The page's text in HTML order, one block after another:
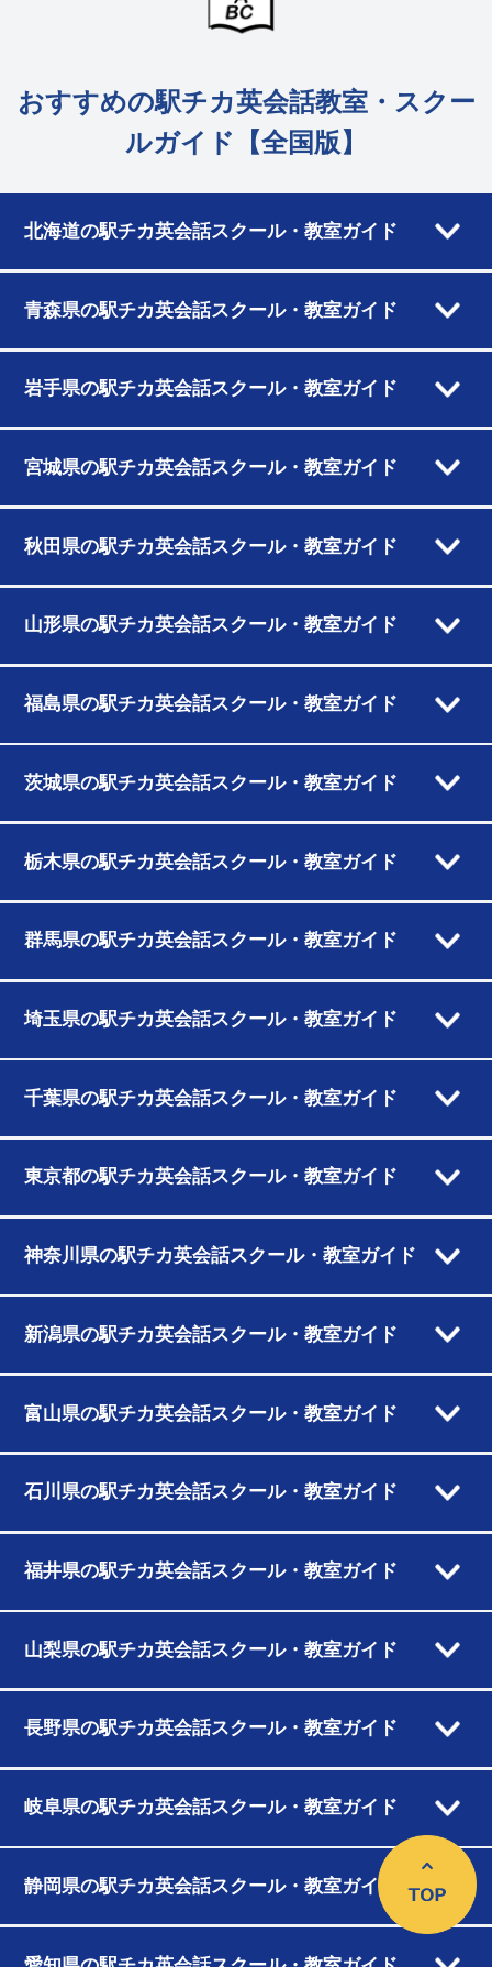
おすすめの駅チカ英会話教室・スクー
ルガイド【全国版】
北海道の駅チカ英会話スクール・教室ガイド
青森県の駅チカ英会話スクール・教室ガイド
岩手県の駅チカ英会話スクール・教室ガイド
宮城県の駅チカ英会話スクール・教室ガイド
秋田県の駅チカ英会話スクール・教室ガイド
山形県の駅チカ英会話スクール・教室ガイド
福島県の駅チカ英会話スクール・教室ガイド
茨城県の駅チカ英会話スクール・教室ガイド
栃木県の駅チカ英会話スクール・教室ガイド
群馬県の駅チカ英会話スクール・教室ガイド
埼玉県の駅チカ英会話スクール・教室ガイド
千葉県の駅チカ英会話スクール・教室ガイド
東京都の駅チカ英会話スクール・教室ガイド
神奈川県の駅チカ英会話スクール・教室ガイド
新潟県の駅チカ英会話スクール・教室ガイド
富山県の駅チカ英会話スクール・教室ガイド
石川県の駅チカ英会話スクール・教室ガイド
福井県の駅チカ英会話スクール・教室ガイド
山梨県の駅チカ英会話スクール・教室ガイド
長野県の駅チカ英会話スクール・教室ガイド
岐阜県の駅チカ英会話スクール・教室ガイド
静岡県の駅チカ英会話スクール・教室ガイド